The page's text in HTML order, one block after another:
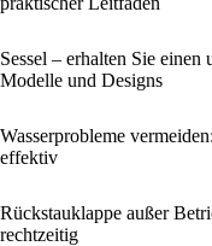
Sessel – erhalten Sie
Modelle und Designs
Wasserprobleme
effektiv
Rückstauklappe außer
rechtzeitig